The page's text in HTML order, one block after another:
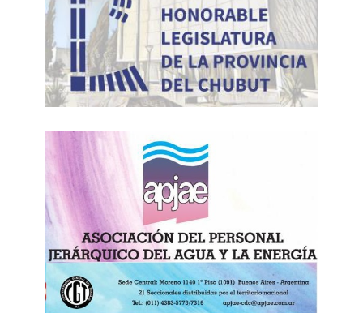
nombre de la democracia y la libertad que, en
Estados Unidos hoy, ya ni siquiera se respeta en
los discursos.
Jorge Majfud